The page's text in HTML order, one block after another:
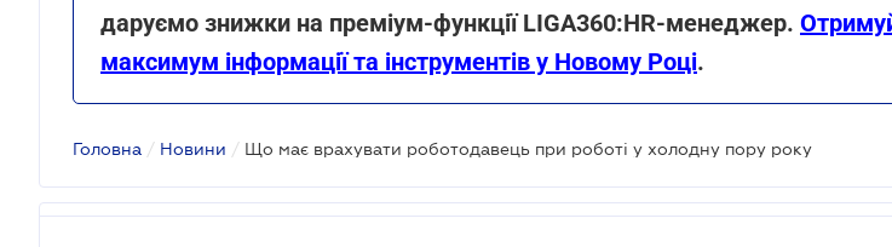
даруємо знижки на преміум-функції LIGA360:HR-менеджер.
максимум інформації та інструментів у Новому Році.
Головна / Новини / Що має врахувати роботодавець при роботі у холодну пору року